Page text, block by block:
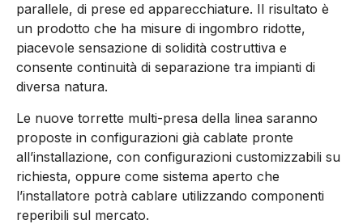
parallele, di prese ed apparecchiature. Il risultato è
un prodotto che ha misure di ingombro ridotte,
piacevole sensazione di solidità costruttiva e
consente continuità di separazione tra impianti di
diversa natura.
Le nuove torrette multi-presa della linea saranno
proposte in configurazioni già cablate pronte
all’installazione, con configurazioni customizzabili su
richiesta, oppure come sistema aperto che
l’installatore potrà cablare utilizzando componenti
reperibili sul mercato.